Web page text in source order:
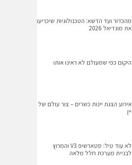
מהכדור ועד הדשא: הטכנולוגיות שיכריעו
את מונדיאל 2026
היקום כפי שמעולם לא ראינו אותו
אירוע הצגת יינות כשרים – צור עולם של
יין
לא עוד טיל: סטארשיפ V3 והמרוץ
לבניית מערכת חלל מלאה